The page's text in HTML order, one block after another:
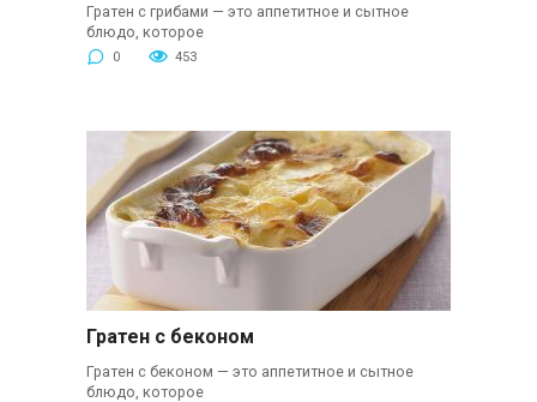
Гратен с грибами — это аппетитное и сытное
блюдо, которое
0 453
Гратен с беконом
Гратен с беконом — это аппетитное и сытное
блюдо, которое